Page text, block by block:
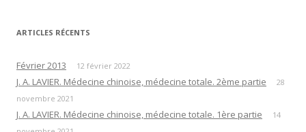
ARTICLES RÉCENTS
Février 2013 12 février 2022
J. A. LAVIER. Médecine chinoise, médecine totale. 2ème partie
28
novembre 2021
J. A. LAVIER. Médecine chinoise, médecine totale. 1ère partie
14